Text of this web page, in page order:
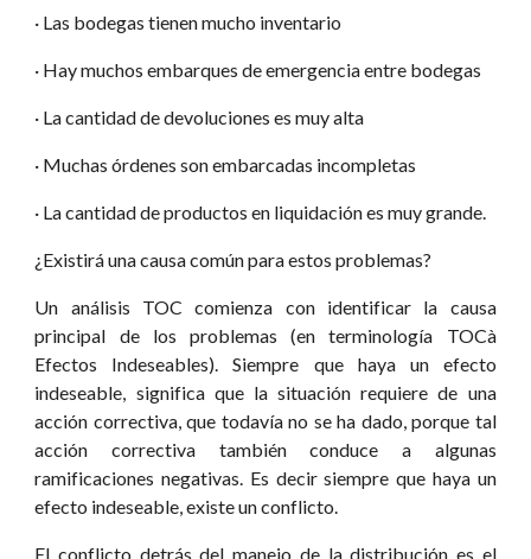
· Las bodegas tienen mucho inventario
· Hay muchos embarques de emergencia entre bodegas
· La cantidad de devoluciones es muy alta
· Muchas órdenes son embarcadas incompletas
· La cantidad de productos en liquidación es muy grande.
¿Existirá una causa común para estos problemas?
Un análisis TOC comienza con identificar la causa
principal de los problemas (en terminología TOCà
Efectos Indeseables). Siempre que haya un efecto
indeseable, significa que la situación requiere de una
acción correctiva, que todavía no se ha dado, porque tal
acción correctiva también conduce a algunas
ramificaciones negativas. Es decir siempre que haya un
efecto indeseable, existe un conflicto.
El conflicto detrás del manejo de la distribución es el